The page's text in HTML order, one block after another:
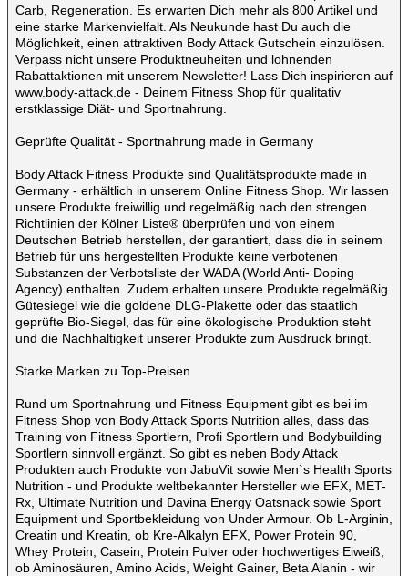
Carb, Regeneration. Es erwarten Dich mehr als 800 Artikel und
eine starke Markenvielfalt. Als Neukunde hast Du auch die
Möglichkeit, einen attraktiven Body Attack Gutschein einzulösen.
Verpass nicht unsere Produktneuheiten und lohnenden
Rabattaktionen mit unserem Newsletter! Lass Dich inspirieren auf
www.body-attack.de - Deinem Fitness Shop für qualitativ
erstklassige Diät- und Sportnahrung.
Geprüfte Qualität - Sportnahrung made in Germany
Body Attack Fitness Produkte sind Qualitätsprodukte made in
Germany - erhältlich in unserem Online Fitness Shop. Wir lassen
unsere Produkte freiwillig und regelmäßig nach den strengen
Richtlinien der Kölner Liste® überprüfen und von einem
Deutschen Betrieb herstellen, der garantiert, dass die in seinem
Betrieb für uns hergestellten Produkte keine verbotenen
Substanzen der Verbotsliste der WADA (World Anti- Doping
Agency) enthalten. Zudem erhalten unsere Produkte regelmäßig
Gütesiegel wie die goldene DLG-Plakette oder das staatlich
geprüfte Bio-Siegel, das für eine ökologische Produktion steht
und die Nachhaltigkeit unserer Produkte zum Ausdruck bringt.
Starke Marken zu Top-Preisen
Rund um Sportnahrung und Fitness Equipment gibt es bei im
Fitness Shop von Body Attack Sports Nutrition alles, dass das
Training von Fitness Sportlern, Profi Sportlern und Bodybuilding
Sportlern sinnvoll ergänzt. So gibt es neben Body Attack
Produkten auch Produkte von JabuVit sowie Men`s Health Sports
Nutrition - und Produkte weltbekannter Hersteller wie EFX, MET-
Rx, Ultimate Nutrition und Davina Energy Oatsnack sowie Sport
Equipment und Sportbekleidung von Under Armour. Ob L-Arginin,
Creatin und Kreatin, ob Kre-Alkalyn EFX, Power Protein 90,
Whey Protein, Casein, Protein Pulver oder hochwertiges Eiweiß,
ob Aminosäuren, Amino Acids, Weight Gainer, Beta Alanin - wir